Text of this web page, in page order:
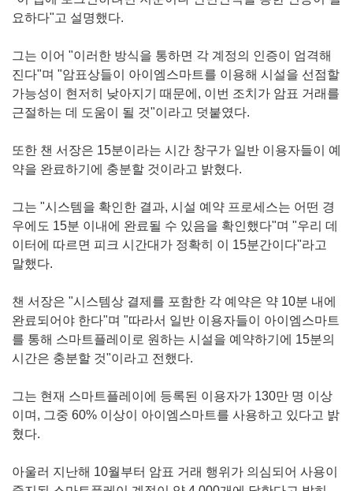
요하다"고 설명했다.
그는 이어 "이러한 방식을 통하면 각 계정의 인증이 엄격해
진다"며 "암표상들이 아이엠스마트를 이용해 시설을 선점할
가능성이 현저히 낮아지기 때문에, 이번 조치가 암표 거래를
근절하는 데 도움이 될 것"이라고 덧붙였다.
또한 챈 서장은 15분이라는 시간 창구가 일반 이용자들이 예
약을 완료하기에 충분할 것이라고 밝혔다.
그는 "시스템을 확인한 결과, 시설 예약 프로세스는 어떤 경
우에도 15분 이내에 완료될 수 있음을 확인했다"며 "우리 데
이터에 따르면 피크 시간대가 정확히 이 15분간이다"라고
말했다.
챈 서장은 "시스템상 결제를 포함한 각 예약은 약 10분 내에
완료되어야 한다"며 "따라서 일반 이용자들이 아이엠스마트
를 통해 스마트플레이로 원하는 시설을 예약하기에 15분의
시간은 충분할 것"이라고 전했다.
그는 현재 스마트플레이에 등록된 이용자가 130만 명 이상
이며, 그중 60% 이상이 아이엠스마트를 사용하고 있다고 밝
혔다.
아울러 지난해 10월부터 암표 거래 행위가 의심되어 사용이